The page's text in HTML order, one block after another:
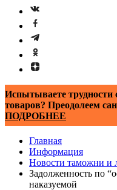
Испытываете трудности
товаров? Преодолеем
ПОДРОБНЕЕ
Главная
Информация
Новости таможни и
Задолженность по
наказуемой